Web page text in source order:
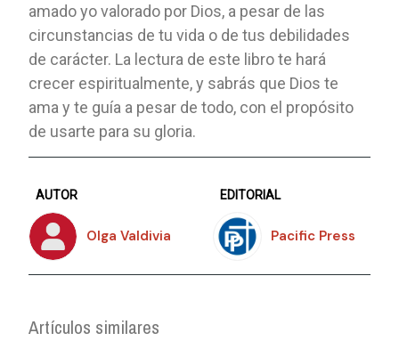
amado yo valorado por Dios, a pesar de las
circunstancias de tu vida o de tus debilidades
de carácter. La lectura de este libro te hará
crecer espiritualmente, y sabrás que Dios te
ama y te guía a pesar de todo, con el propósito
de usarte para su gloria.
AUTOR
Olga Valdivia
EDITORIAL
Pacific Press
Artículos similares